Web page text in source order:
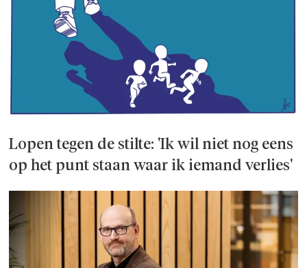
Lopen tegen de stilte: 'Ik wil niet nog eens
op het punt staan waar ik iemand verlies'